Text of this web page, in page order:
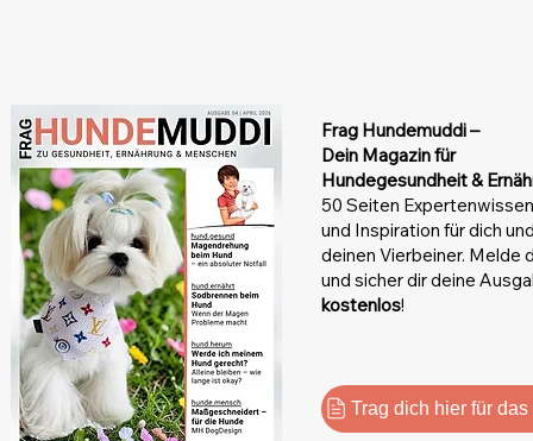
Frag Hundemuddi –
Dein Magazinfür
Hundegesundheit &
50 Seiten
und Inspiration für dich
deinen Vierbeiner. Melde
und sicher dir deine
kostenlos!
Trag dich hier für